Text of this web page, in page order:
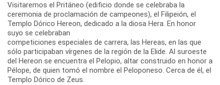
Visitaremos el Pritáneo (edificio donde se celebraba la
ceremonia de proclamación de campeones), el Filipeión, el
Templo Dórico Hereon, dedicado a la diosa Hera. En honor
suyo se celebraban
competiciones especiales de carrera, las Hereas, en las que
sólo participaban vírgenes de la región de la Elide. Al suroeste
del Hereon se encuentra el Pelopio, altar construido en honor a
Pélope, de quien tomó el nombre el Peloponeso. Cerca de él, el
Templo Dórico de Zeus.